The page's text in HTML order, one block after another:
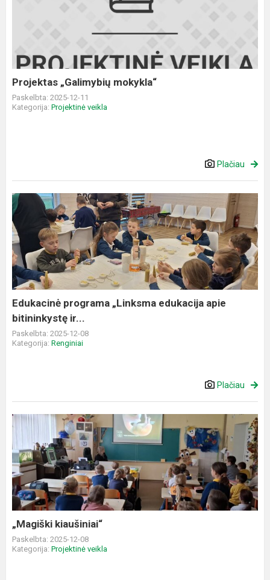
Projektas „Galimybių mokykla“
Paskelbta: 2025-12-11
Kategorija: Projektinė veikla
Plačiau
Edukacinė
programa
„Linksma
edukacija
apie
bitininkystę
ir...
Edukacinė programa „Linksma edukacija apie
bitininkystę ir...
Paskelbta: 2025-12-08
Kategorija: Renginiai
Plačiau
„Magiški
„Magiški kiaušiniai“
Paskelbta: 2025-12-08
Kategorija: Projektinė veikla